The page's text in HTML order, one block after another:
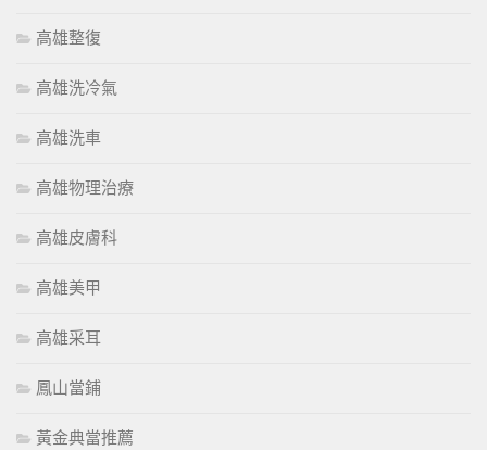
高雄整復
高雄洗冷氣
高雄洗車
高雄物理治療
高雄皮膚科
高雄美甲
高雄采耳
鳳山當鋪
黃金典當推薦